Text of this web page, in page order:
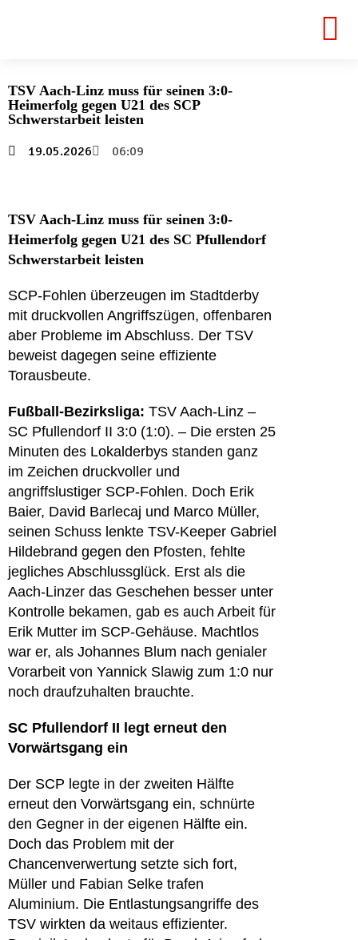
TSV Aach-Linz muss für seinen 3:0-
Heimerfolg gegen U21 des SCP
Schwerstarbeit leisten
19.05.2026
06:09
TSV Aach-Linz muss für seinen 3:0-
Heimerfolg gegen U21 des SC Pfullendorf
Schwerstarbeit leisten
SCP-Fohlen überzeugen im Stadtderby
mit druckvollen Angriffszügen, offenbaren
aber Probleme im Abschluss. Der TSV
beweist dagegen seine effiziente
Torausbeute.
Fußball-Bezirksliga: TSV Aach-Linz –
SC Pfullendorf II 3:0 (1:0). – Die ersten 25
Minuten des Lokalderbys standen ganz
im Zeichen druckvoller und
angriffslustiger SCP-Fohlen. Doch Erik
Baier, David Barlecaj und Marco Müller,
seinen Schuss lenkte TSV-Keeper Gabriel
Hildebrand gegen den Pfosten, fehlte
jegliches Abschlussglück. Erst als die
Aach-Linzer das Geschehen besser unter
Kontrolle bekamen, gab es auch Arbeit für
Erik Mutter im SCP-Gehäuse. Machtlos
war er, als Johannes Blum nach genialer
Vorarbeit von Yannick Slawig zum 1:0 nur
noch draufzuhalten brauchte.
SC Pfullendorf II legt erneut den
Vorwärtsgang ein
Der SCP legte in der zweiten Hälfte
erneut den Vorwärtsgang ein, schnürte
den Gegner in der eigenen Hälfte ein.
Doch das Problem mit der
Chancenverwertung setzte sich fort,
Müller und Fabian Selke trafen
Aluminium. Die Entlastungsangriffe des
TSV wirkten da weitaus effizienter.